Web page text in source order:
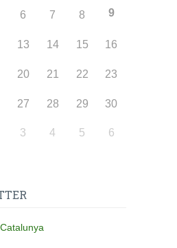
6 7 8 9
13 14 15 16
20 21 22 23
27 28 29 30
3 4 5 6